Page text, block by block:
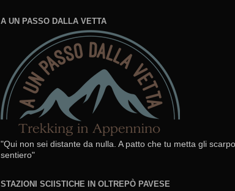
A UN PASSO DALLA VETTA
"Qui non sei distante da nulla. A patto che tu metta gli
sentiero"
STAZIONI SCIISTICHE IN OLTREPÒ PAVESE